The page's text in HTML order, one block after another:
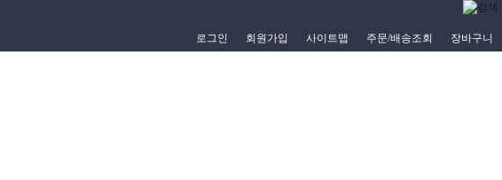
로그인 회원가입 사이트맵 주문/배송조회 장바구니